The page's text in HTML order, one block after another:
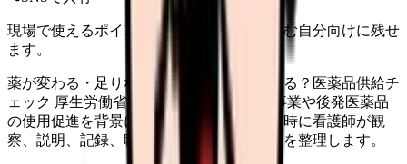
現場で使えるポイントを、同僚やあとで読む自分向けに残せ
ます。
薬が変わる・足りない時、看護師は何を見る？医薬品供給チ
ェック 厚生労働省の医薬品安定供給支援事業や後発医薬品
の使用促進を背景に、薬剤変更・供給不足時に看護師が観
察、説明、記録、職場体制で確認したい点を整理します。